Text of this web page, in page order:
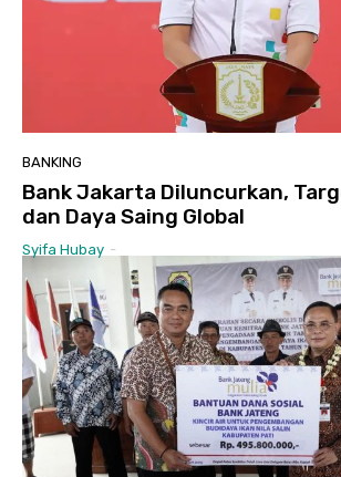
BANKING
Bank Jakarta Diluncurkan,
dan Daya Saing Global
Syifa Hubay -